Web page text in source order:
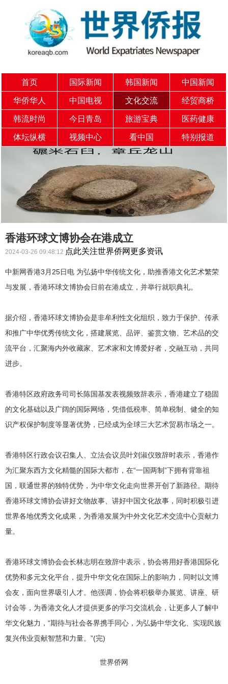
首页 国际新闻 韩国新闻 中国新闻
华侨华人 中国电视 文化交流 经贸商桥
韩流时尚 今日青岛 旅游宝典 医药健康
体坛纵横 视频中心 看中国 特别报道
香港环球文博协会在港成立
2024-03-26 09:48:12 点此关注世界侨网更多资讯
中新网香港3月25日电 为弘扬中华传统文化，助推香港文化艺术繁荣
与发展，香港环球文博协会日前在港成立，并举行就职典礼。
据介绍，香港环球文博协会是非牟利性文化组织，致力于保护、传承
和推广中华优秀传统文化，搭建展览、品评、鉴赏文物、艺术品的交
流平台，汇聚海内外收藏家、艺术家和文博爱好者，交融互动，共同
进步。
香港特区政府政务司司长陈国基发表视频致辞表示，香港建立了稳固
的文化基础以及广阔的国际网络，凭借低税率、简单税制、健全的知
识产权保护制度等显著优势，已经成为全球三大艺术贸易市场之一。
香港特区行政会议召集人、立法会议员叶刘淑仪致辞时表示，香港作
为汇聚东西方文化精髓的国际大都市，在“一国两制”下拥有背靠祖
国，联通世界的独特优势，为中华文化走向世界开创了新路径。期待
香港环球文博协会讲好文物故事、讲好中国文化故事，同时积极引进
世界各地优秀文化成果，为香港发展为中外文化艺术交流中心贡献力
量。
香港环球文博协会会长林志明在致辞中表示，协会将用好香港国际化
优势和多元文化平台，提升中华文化在国际上的影响力，同时以文博
会友，面向世界吸引人才。他强调，协会将积极举办展览、讲座、研
讨会等，为香港文化人才提供更多的学习交流机会，让更多人了解中
华文化魅力，“期待与社会各界携手同心，为弘扬中华文化、实现民族
复兴伟业贡献智慧和力量。”(完)
世界侨网